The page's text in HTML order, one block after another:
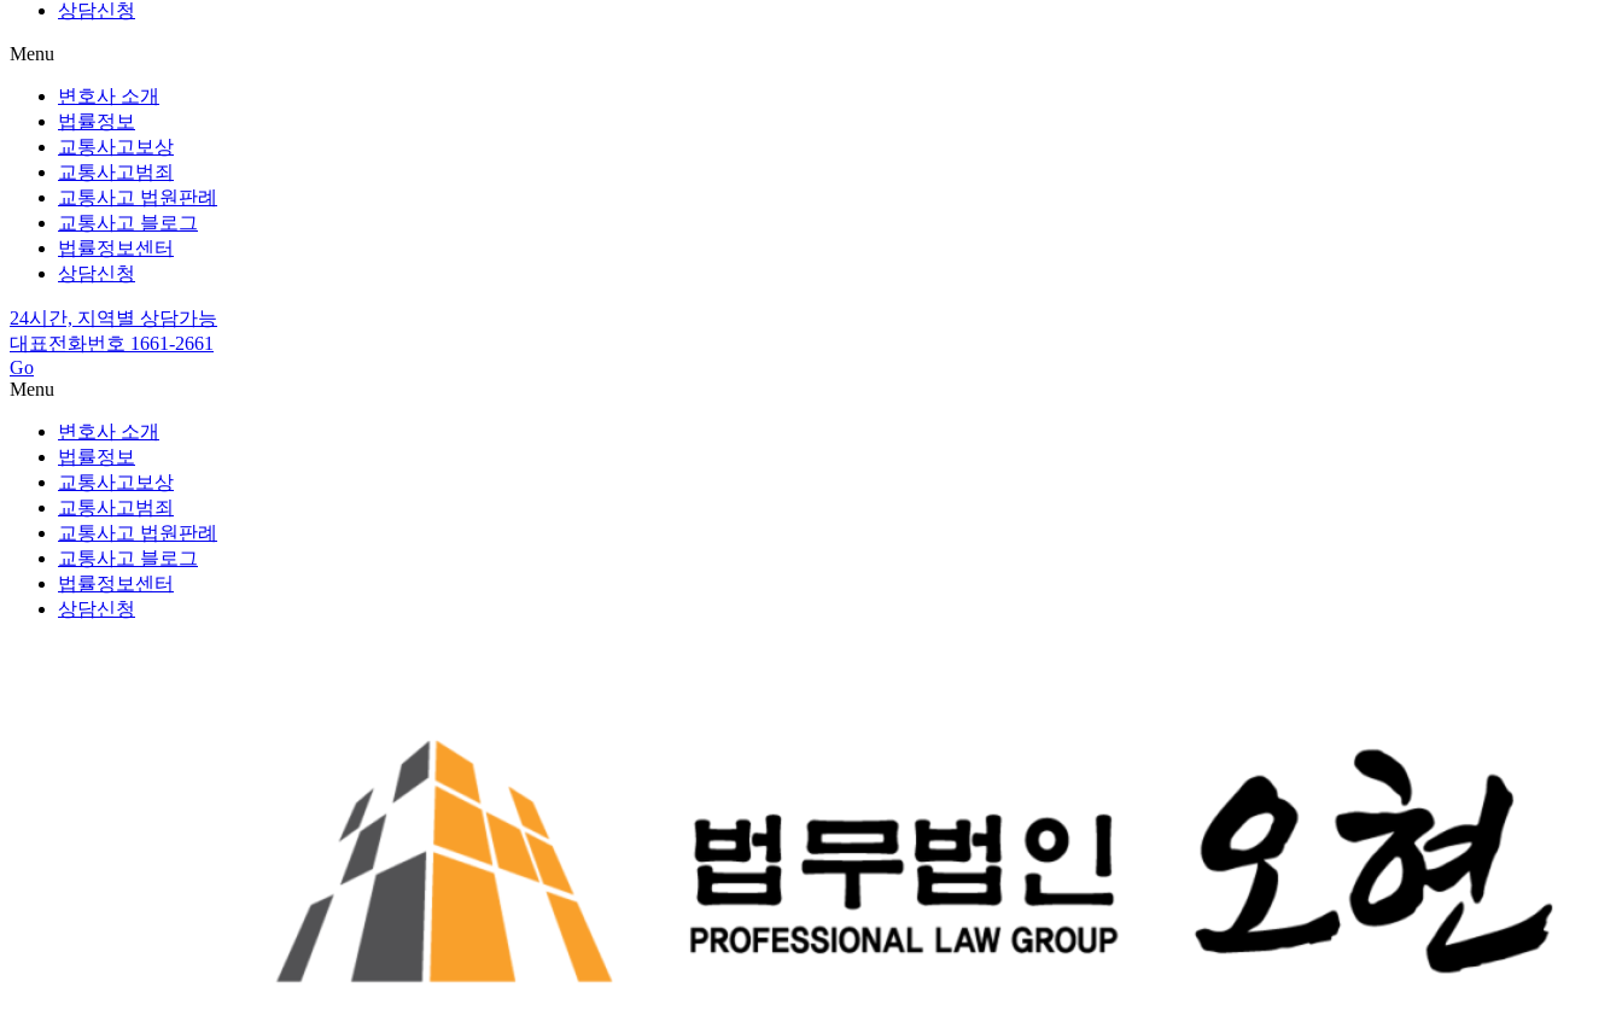
상담신청
Menu
변호사 소개
법률정보
교통사고보상
교통사고범죄
교통사고 법원판례
교통사고 블로그
법률정보센터
상담신청
24시간, 지역별 상담가능
대표전화번호 1661-2661
Go
Menu
변호사 소개
법률정보
교통사고보상
교통사고범죄
교통사고 법원판례
교통사고 블로그
법률정보센터
상담신청